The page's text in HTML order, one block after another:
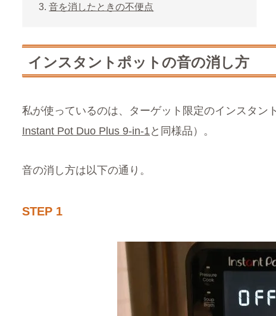
音を消したときの不便点
インスタントポットの音の消し方
私が使っているのは、ターゲット限定のインスタン
Instant Pot Duo Plus 9-in-1 と同様品）。
音の消し方は以下の通り。
STEP 1